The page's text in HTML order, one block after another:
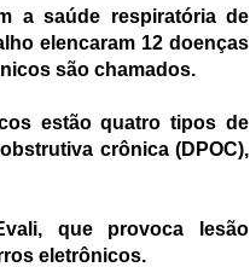
a saúde respiratória de
elencaram 12 doenças
são chamados.
estão quatro tipos de
crônica (DPOC),
que provoca lesão
eletrônicos.